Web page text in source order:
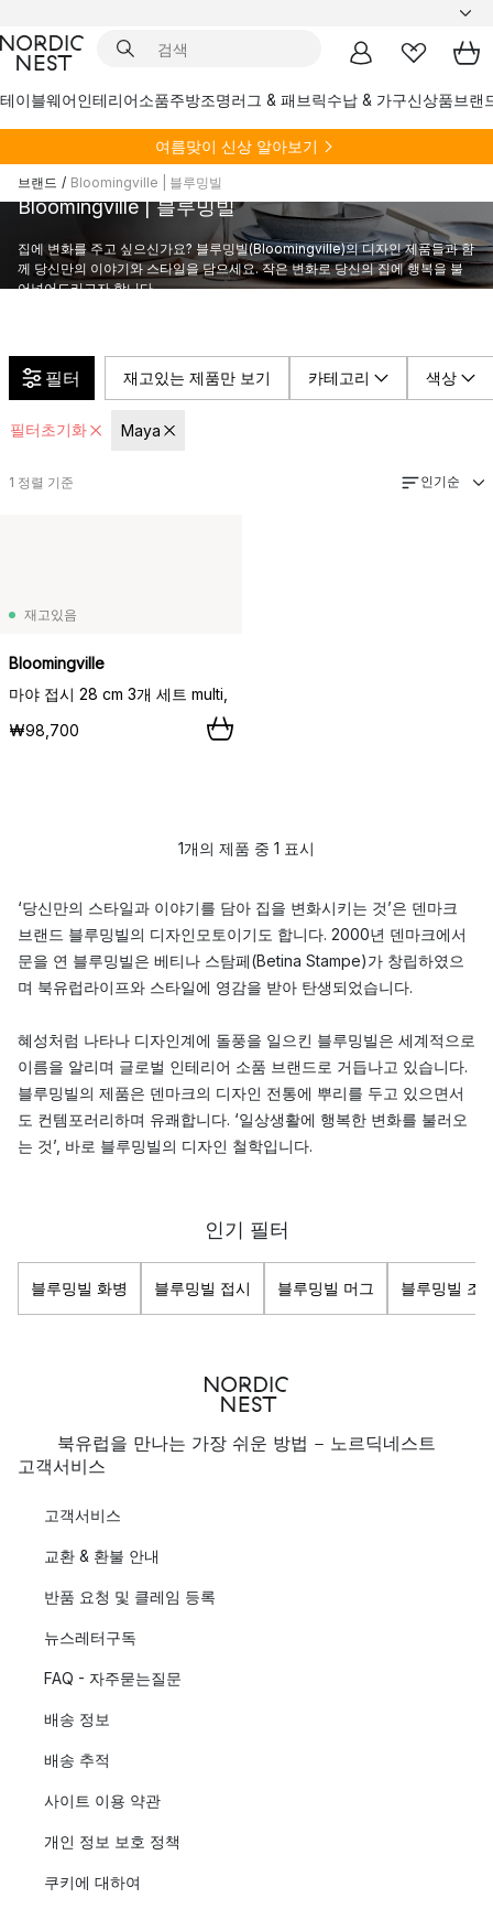
테이블웨어인테리어소품주방조명러그 & 패브릭수납 & 가구신상품브랜
여름맞이 신상 알아보기
브랜드 / Bloomingville | 블루밍빌
Bloomingville | 블루밍빌
집에 변화를 주고 싶으신가요? 블루밍빌(Bloomingville)의 디자인 제품들과 함
께 당신만의 이야기와 스타일을 담으세요. 작은 변화로 당신의 집에 행복을 불
어넣어드리고자 합니다.
필터 재고있는 제품만 보기 카테고리 색상
필터초기화 Maya
1 정렬 기준 인기순
재고있음
Bloomingville
마야 접시 28 cm 3개 세트 multi,
₩98,700
1개의 제품 중 1 표시
‘당신만의 스타일과 이야기를 담아 집을 변화시키는 것’은 덴마크
브랜드 블루밍빌의 디자인모토이기도 합니다. 2000년 덴마크에서
문을 연 블루밍빌은 베티나 스탐페(Betina Stampe)가 창립하였으
며 북유럽라이프와 스타일에 영감을 받아 탄생되었습니다.
혜성처럼 나타나 디자인계에 돌풍을 일으킨 블루밍빌은 세계적으로
이름을 알리며 글로벌 인테리어 소품 브랜드로 거듭나고 있습니다.
블루밍빌의 제품은 덴마크의 디자인 전통에 뿌리를 두고 있으면서
도 컨템포러리하며 유쾌합니다. ‘일상생활에 행복한 변화를 불러오
는 것’, 바로 블루밍빌의 디자인 철학입니다.
다. 자기제품, 러그, 조명에서부터 욕실 인테리어까지 블루밍빌은
유니크한 디자인, 감성적 무드를 만나보세요!
인기 필터
블루밍빌 화병 블루밍빌 접시 블루밍빌 머그 블루밍빌 조
북유럽을 만나는 가장 쉬운 방법 - 노르딕네스트
고객서비스
고객서비스
교환 & 환불 안내
반품 요청 및 클레임 등록
뉴스레터구독
FAQ - 자주묻는질문
배송 정보
배송 추적
사이트 이용 약관
개인 정보 보호 정책
쿠키에 대하여